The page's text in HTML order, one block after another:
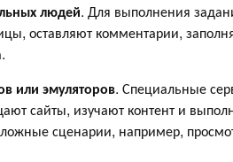
людей. Для выполнения
оставляют комментарии,
или эмуляторов. Специальные
сайты, изучают контент и
сценарии, например,